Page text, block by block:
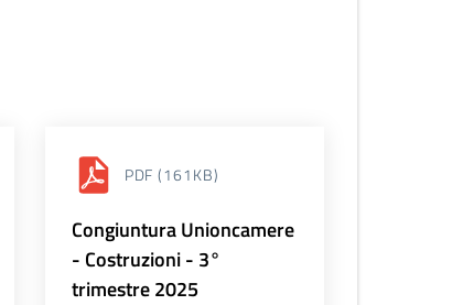
PDF (161KB)
Congiuntura Unioncamere
- Costruzioni - 3°
trimestre 2025